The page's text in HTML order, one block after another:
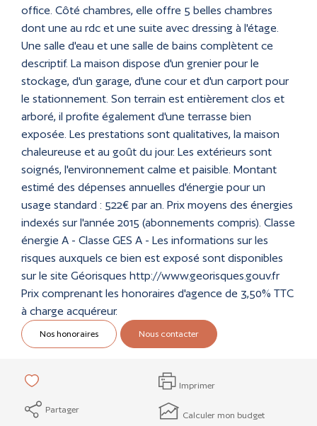
office. Côté chambres, elle offre 5 belles chambres
dont une au rdc et une suite avec dressing à l'étage.
Une salle d'eau et une salle de bains complètent ce
descriptif. La maison dispose d'un grenier pour le
stockage, d'un garage, d'une cour et d'un carport pour
le stationnement. Son terrain est entièrement clos et
arboré, il profite également d'une terrasse bien
exposée. Les prestations sont qualitatives, la maison
chaleureuse et au goût du jour. Les extérieurs sont
soignés, l'environnement calme et paisible. Montant
estimé des dépenses annuelles d'énergie pour un
usage standard : 522€ par an. Prix moyens des énergies
indexés sur l'année 2015 (abonnements compris). Classe
énergie A - Classe GES A - Les informations sur les
risques auxquels ce bien est exposé sont disponibles
sur le site Géorisques http://www.georisques.gouv.fr
Prix comprenant les honoraires d'agence de 3,50% TTC
à charge acquéreur.
Nos honoraires Nous contacter
Imprimer
Partager
Calculer mon budget